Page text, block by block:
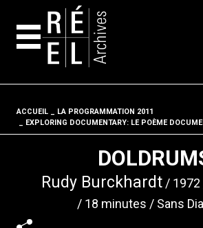
ACCUEIL
LA PROGRAMMATION 2011
EXPLORING DOCUMENTARY: LE POÈME
Rudy Burckhardt 1972
18 minutes
Sans